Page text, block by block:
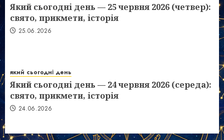
Який сьогодні день — 25 червня 2026 (четвер):
свято, прикмети, історія
25.06.2026
який сьогодні день
Який сьогодні день — 24 червня 2026 (середа):
свято, прикмети, історія
24.06.2026